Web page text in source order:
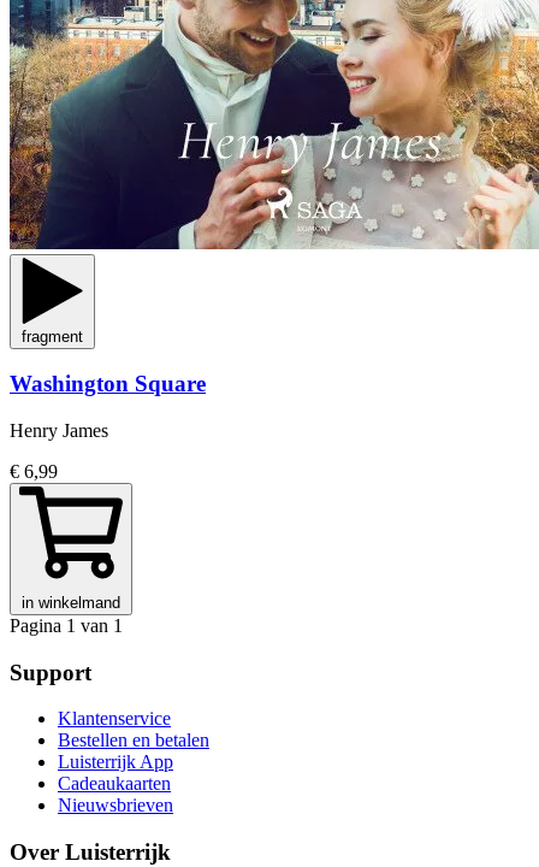
fragment
Washington Square
Henry James
€ 6,99
in winkelmand
Pagina 1 van 1
Support
Klantenservice
Bestellen en betalen
Luisterrijk App
Cadeaukaarten
Nieuwsbrieven
Over Luisterrijk